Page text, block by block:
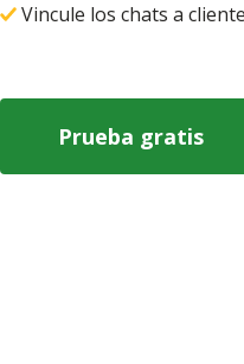
Vincule los chats a
Prueba gratis